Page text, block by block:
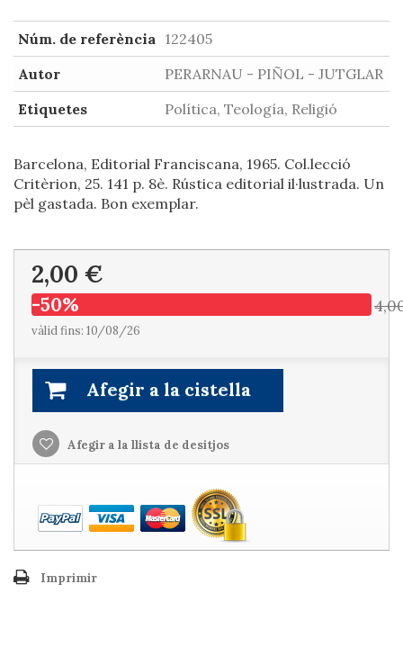
Núm. de referència 122405
Autor
PERARNAU - PIÑOL - JUTGLAR
Etiquetes
Política, Teología, Religió
Barcelona, Editorial Franciscana, 1965. Col.lecció
Critèrion, 25. 141 p. 8è. Rústica editorial il·lustrada. Un
pèl gastada. Bon exemplar.
2,00 €
-50%
vàlid fins: 10/08/26
Afegir a la cistella
Afegir a la llista de desitjos
Imprimir